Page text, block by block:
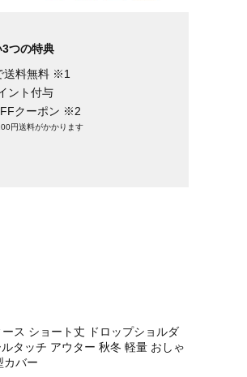
つの特典
送料無料 ※1
ント付与
クーポン ※2
円送料がかかります
ス ショート丈 ドロップショルダ
タッチ アウター 秋冬 軽量 おしゃ
カバー